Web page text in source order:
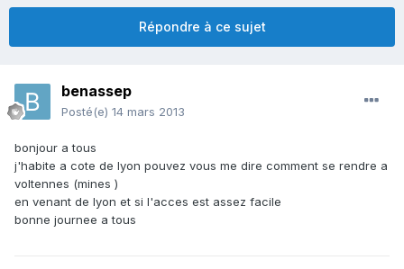
Répondre à ce sujet
benassep
Posté(e) 14 mars 2013
bonjour a tous
j'habite a cote de lyon pouvez vous me dire comment se rendre a
voltennes (mines )
en venant de lyon et si l'acces est assez facile
bonne journee a tous